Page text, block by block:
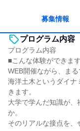
募集情報
プログラム内容
プログラム内容
■こんな体験ができます
WEB開催ながら、ま
海洋土木というダイナ
きます。
大学で学んだ知識が
か。
そのリアルな接点を、